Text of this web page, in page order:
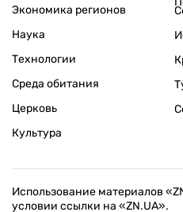
Экономика регионов
Наука
Технологии
Среда обитания
Церковь
Культура
Использование материалов
условии ссылки на «ZN.UA».